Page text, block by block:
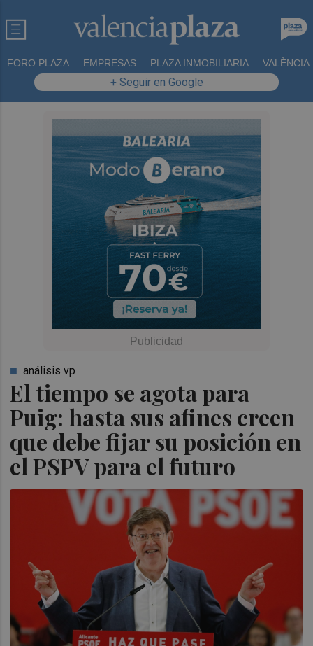
FORO PLAZA EMPRESAS PLAZA INMOBILIARIA VALÈNCIA
+ Seguir en Google
El tiempo se agota para
Puig: hasta sus afines creen
que debe fijar su posición en
el PSPV para el futuro
análisis vp